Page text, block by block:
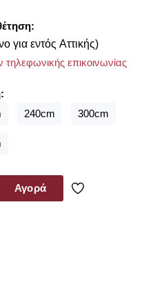
για εντός Αττικής)
τηλεφωνικής επικοινωνίας
240cm 300cm
Αγορά